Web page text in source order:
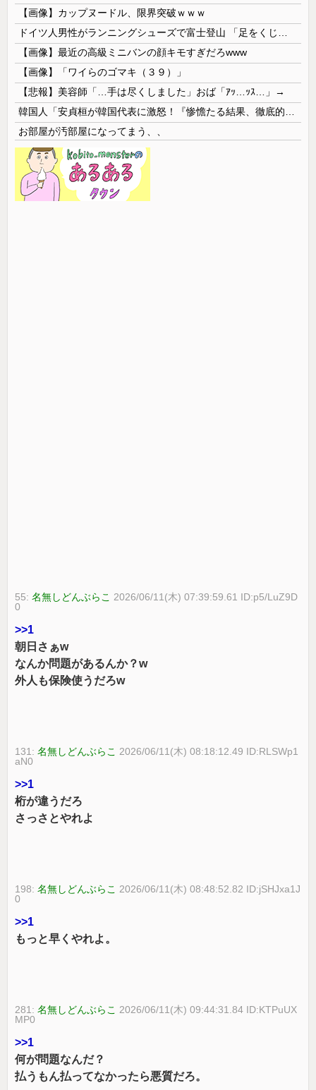
【画像】カップヌードル、限界突破ｗｗｗ
【画像】最近の高級ミニバンの顔キモすぎだろwww
【画像】「ワイらのゴマキ（３９）」
【悲報】美容師「…手は尽くしました」おば「ｱｯ…ｯｽ…」→
お部屋が汚部屋になってまう、、
55:名無しどんぶらこ 2026/06/11(木) 07:39:59.61 ID:p5/LuZ9D
0
>>1
朝日さぁw
なんか問題があるんか？w
外人も保険使うだろw
131:名無しどんぶらこ 2026/06/11(木) 08:18:12.49 ID:RLSWp1
aN0
>>1
桁が違うだろ
さっさとやれよ
198:名無しどんぶらこ 2026/06/11(木) 08:48:52.82 ID:jSHJxa1J
0
>>1
もっと早くやれよ。
281:名無しどんぶらこ 2026/06/11(木) 09:44:31.84 ID:KTPuUX
MP0
>>1
何が問題なんだ？
払うもん払ってなかったら悪質だろ。